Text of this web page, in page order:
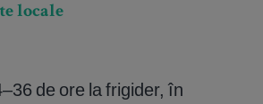
locale
de ore la frigider, în